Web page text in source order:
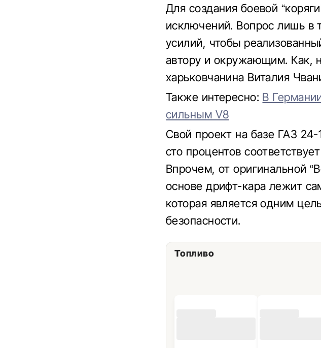
Для создания боевой
исключений. Вопрос лишь в
усилий, чтобы
автору и окружающим. Как,
харьковчанина Виталия
Также интересно: В
сильным V8
Свой проект на базе ГАЗ 24-
сто процентов
Впрочем, от оригинальной
основе дрифт-кара лежит
которая является одним
безопасности.
Топливо